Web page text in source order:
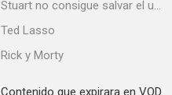
Stuart no consigue salvar el universo
Ted Lasso
Rick y Morty
Contenido que expirara en VOD